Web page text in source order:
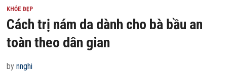
KHỎE ĐẸP
Cách trị nám da dành cho bà bầu an
toàn theo dân gian
bynnghi